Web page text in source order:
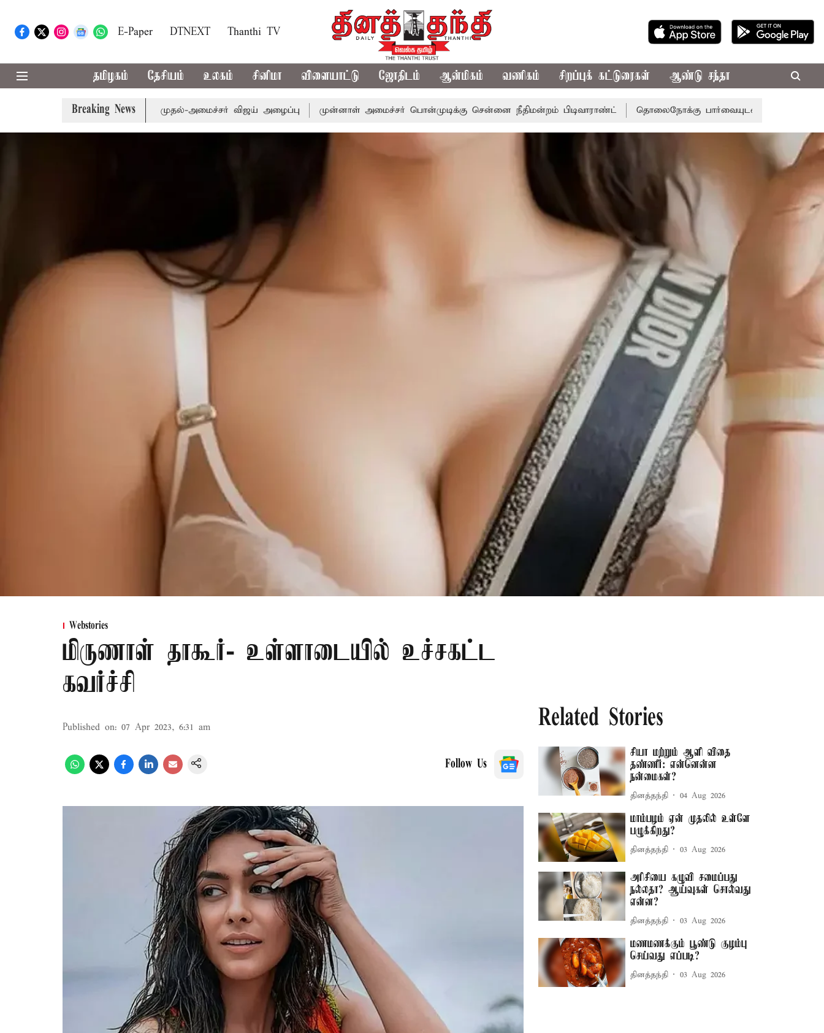
E-Paper DTNEXT Thanthi TV
தமிழகம் தேசியம் உலகம் சினிமா விளையாட்டு ஜோதிடம் ஆன்மிகம் வணிகம் சிறப்புக் கட்டுரைகள் ஆண்டு சந்தா
Breaking News
கூட்டத்துக்கு முதல்-அமைச்சர் விஜய் அழைப்பு முன்னாள் அமைச்சர் பொன்முடிக்கு சென்னை நீதிமன்றம் பிடிவாராண்ட் தொலைநோக்கு பார்வையுடன் கூடிய வேளாண் பட்ஜெட்:
Webstories
மிருணாள் தாகூர்- உள்ளாடையில் உச்சகட்ட
கவர்ச்சி
Published on: 07 Apr 2023, 6:31 am
Follow Us
Related Stories
சியா மற்றும் ஆளி விதை
தண்ணீர்: என்னென்ன
நன்மைகள்?
தினத்தந்தி 04 Aug 2026
மாம்பழம் ஏன் முதலில் உள்ளே
பழுக்கிறது?
தினத்தந்தி 03 Aug 2026
அரிசியை கழுவி சமைப்பது
நல்லதா? ஆய்வுகள் சொல்வது
என்ன?
தினத்தந்தி 03 Aug 2026
மணமணக்கும் பூண்டு குழம்பு
செய்வது எப்படி?
தினத்தந்தி 03 Aug 2026